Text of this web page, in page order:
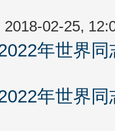
2018-02-25,
年世界
年世界